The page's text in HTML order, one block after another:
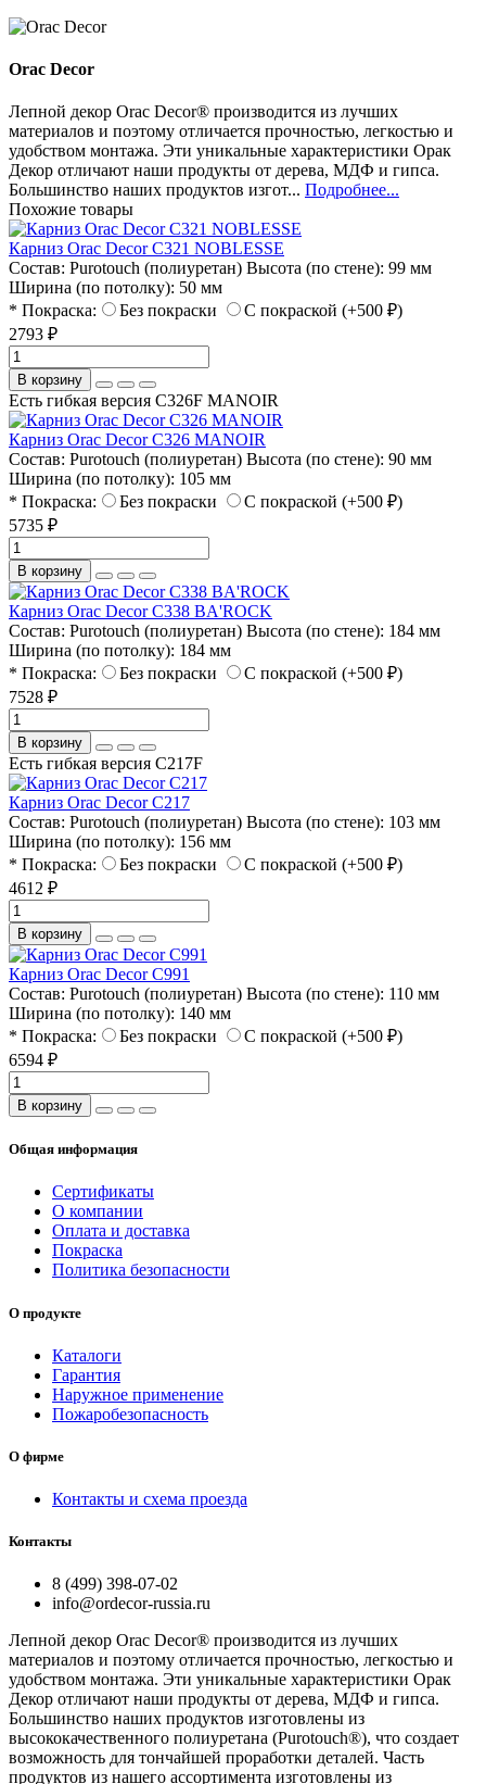
Orac Decor
Лепной декор Orac Decor® производится из лучших
материалов и поэтому отличается прочностью, легкостью и
удобством монтажа. Эти уникальные характеристики Орак
Декор отличают наши продукты от дерева, МДФ и гипса.
Большинство наших продуктов изгот... Подробнее...
Похожие товары
Карниз Orac Decor C321 NOBLESSE
Состав: Purotouch (полиуретан) Высота (по стене): 99 мм
Ширина (по потолку): 50 мм
* Покраска:
Без покраски
С покраской (+500 ₽)
2793 ₽
В корзину
Есть гибкая версия C326F MANOIR
Карниз Orac Decor C326 MANOIR
Состав: Purotouch (полиуретан) Высота (по стене): 90 мм
Ширина (по потолку): 105 мм
* Покраска:
Без покраски
С покраской (+500 ₽)
5735 ₽
В корзину
Карниз Orac Decor C338 BA'ROCK
Состав: Purotouch (полиуретан) Высота (по стене): 184 мм
Ширина (по потолку): 184 мм
* Покраска:
Без покраски
С покраской (+500 ₽)
7528 ₽
В корзину
Есть гибкая версия C217F
Карниз Orac Decor C217
Состав: Purotouch (полиуретан) Высота (по стене): 103 мм
Ширина (по потолку): 156 мм
* Покраска:
Без покраски
С покраской (+500 ₽)
4612 ₽
В корзину
Карниз Orac Decor C991
Состав: Purotouch (полиуретан) Высота (по стене): 110 мм
Ширина (по потолку): 140 мм
* Покраска:
Без покраски
С покраской (+500 ₽)
6594 ₽
В корзину
Общая информация
Сертификаты
О компании
Оплата и доставка
Покраска
Политика безопасности
О продукте
Каталоги
Гарантия
Наружное применение
Пожаробезопасность
О фирме
Контакты и схема проезда
Контакты
8 (499) 398-07-02
info@ordecor-russia.ru
Лепной декор Orac Decor® производится из лучших
материалов и поэтому отличается прочностью, легкостью и
удобством монтажа. Эти уникальные характеристики Орак
Декор отличают наши продукты от дерева, МДФ и гипса.
Большинство наших продуктов изготовлены из
высококачественного полиуретана (Purotouch®), что создает
возможность для тончайшей проработки деталей. Часть
продуктов из нашего ассортимента изготовлены из